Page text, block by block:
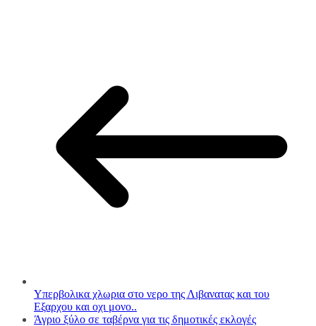
Υπερβολικα χλωρια στο νερο της Λιβανατας και του
Εξαρχου και οχι μονο..
Άγριο ξύλο σε ταβέρνα για τις δημοτικές εκλογές